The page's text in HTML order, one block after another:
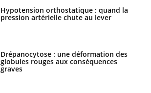
Hypotension orthostatique : quand la
pression artérielle chute au lever
Drépanocytose : une déformation des
globules rouges aux conséquences
graves